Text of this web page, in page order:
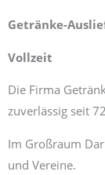
Getränke-
Vollzeit
Die Firma
zuverlässig seit
Im Großraum
und Vereine.